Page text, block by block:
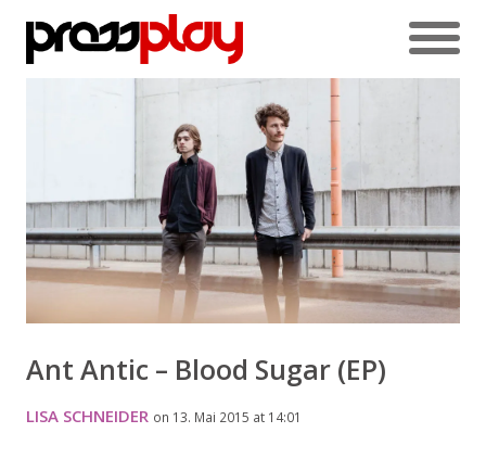
Ant Antic – Blood Sugar (EP)
LISA SCHNEIDER on 13. Mai 2015 at 14:01